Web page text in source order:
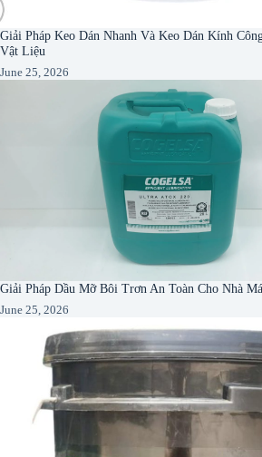
Giải Pháp Keo Dán Nhanh Và Keo Dán Kính
Vật Liệu
June 25, 2026
Giải Pháp Dầu Mỡ Bôi Trơn An Toàn Cho Nhà
June 25, 2026